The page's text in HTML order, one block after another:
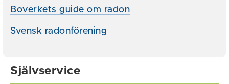
Boverkets guide om radon
Svensk radonförening
Självservice